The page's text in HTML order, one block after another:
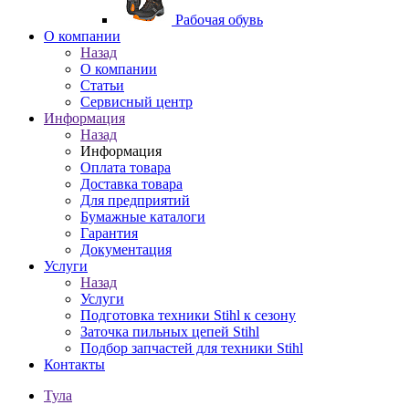
Рабочая обувь
O компании
Назад
O компании
Статьи
Сервисный центр
Информация
Назад
Информация
Оплата товара
Доставка товара
Для предприятий
Бумажные каталоги
Гарантия
Документация
Услуги
Назад
Услуги
Подготовка техники Stihl к сезону
Заточка пильных цепей Stihl
Подбор запчастей для техники Stihl
Контакты
Тула